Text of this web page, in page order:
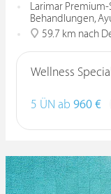
Larimar
Behandlungen,
59.7 km nach
Wellness
5 ÜN ab 960 €